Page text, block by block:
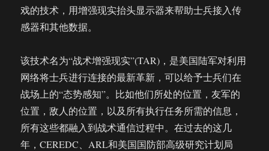
戏的技术，用增强现实抬头显示器来帮助士兵接入传
感器和其他数据。
该技术名为“战术增强现实”(TAR)，是美国陆军对利用
网络将士兵进行连接的最新革新，可以给予士兵们在
战场上的“态势感知”。比如他们所处的位置，友军的
位置，敌人的位置，以及所有执行任务所需的信息，
所有这些都融入到战术通信过程中。在过去的这几
年，CEREDC、ARL和美国国防部高级研究计划局